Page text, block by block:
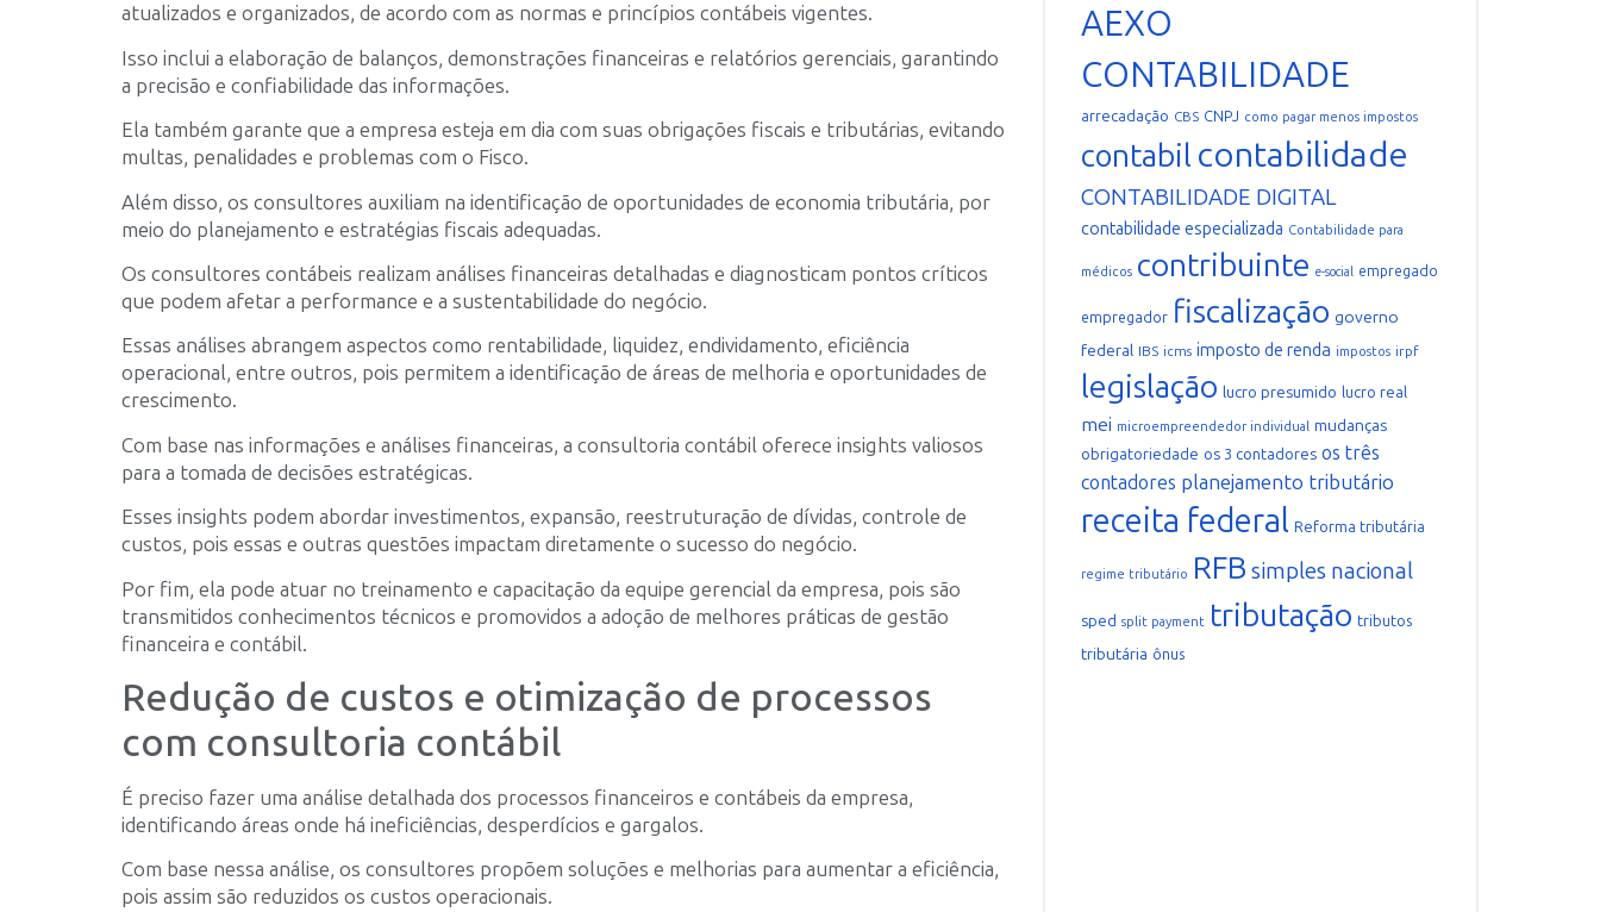
atualizados e organizados, de acordo com as normas e princípios contábeis vigentes.
Isso inclui a elaboração de balanços, demonstrações financeiras e relatórios gerenciais, garantindo
a precisão e confiabilidade das informações.
Ela também garante que a empresa esteja em dia com suas obrigações fiscais e tributárias, evitando
multas, penalidades e problemas com o Fisco.
Além disso, os consultores auxiliam na identificação de oportunidades de economia tributária, por
meio do planejamento e estratégias fiscais adequadas.
Os consultores contábeis realizam análises financeiras detalhadas e diagnosticam pontos críticos
que podem afetar a performance e a sustentabilidade do negócio.
Essas análises abrangem aspectos como rentabilidade, liquidez, endividamento, eficiência
operacional, entre outros, pois permitem a identificação de áreas de melhoria e oportunidades de
crescimento.
Com base nas informações e análises financeiras, a consultoria contábil oferece insights valiosos
para a tomada de decisões estratégicas.
Esses insights podem abordar investimentos, expansão, reestruturação de dívidas, controle de
custos, pois essas e outras questões impactam diretamente o sucesso do negócio.
Por fim, ela pode atuar no treinamento e capacitação da equipe gerencial da empresa, pois são
transmitidos conhecimentos técnicos e promovidos a adoção de melhores práticas de gestão
financeira e contábil.
Redução de custos e otimização de processos
com consultoria contábil
É preciso fazer uma análise detalhada dos processos financeiros e contábeis da empresa,
identificando áreas onde há ineficiências, desperdícios e gargalos.
Com base nessa análise, os consultores propõem soluções e melhorias para aumentar a eficiência,
pois assim são reduzidos os custos operacionais.
AEXO
CONTABILIDADE
arrecadação CBS CNPJ como pagar menos impostos
contabil contabilidade
CONTABILIDADE DIGITAL
contabilidade especializada Contabilidade para
médicos contribuinte e-social empregado
empregador fiscalização governo
federal IBS icms imposto de renda impostos irpf
legislação lucro presumido lucro real
mei microempreendedor individual mudanças
obrigatoriedade os 3 contadores os três
contadores planejamento tributário
receita federal Reforma tributária
regime tributário RFB simples nacional
sped split payment tributação tributos
tributária ônus